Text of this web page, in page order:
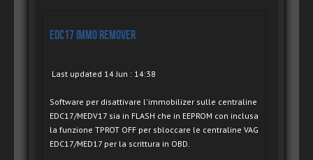
EDC17 IMMO Remover
Last updated 14 Jun : 14:38
Software per disattivare l'immobilizer sulle centraline
EDC17/MEDV17 sia in FLASH che in EEPROM con inclusa
la funzione TPROT OFF per sbloccare le centraline VAG
EDC17/MED17 per la scrittura in OBD.